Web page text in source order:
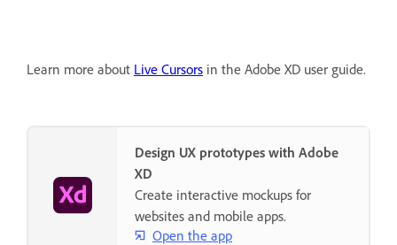
Learn more about Live Cursors in the Adobe XD user guide.
Design UX prototypes with Adobe
XD
Create interactive mockups for
websites and mobile apps.
Open the app